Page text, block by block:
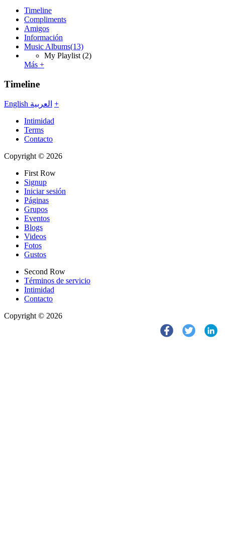
Timeline
Compliments
Amigos
Información
Music Albums(13)
My Playlist (2)
Más +
Timeline
English العربية +
Intimidad
Terms
Contacto
Copyright © 2026
First Row
Signup
Iniciar sesión
Páginas
Grupos
Eventos
Blogs
Videos
Fotos
Gustos
Second Row
Términos de servicio
Intimidad
Contacto
Copyright © 2026